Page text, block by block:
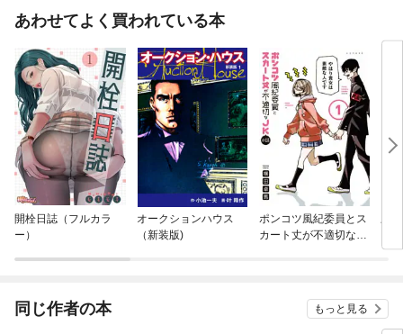
あわせてよく買われている本
開栓日誌（フルカラ
ー）
オークションハウス
（新装版)
ポンコツ風紀委員とス
カート丈が不適切なＪ
同じ作者の本 もっと見る